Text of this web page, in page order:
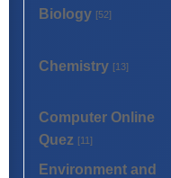
Biology [52]
Chemistry [13]
Computer Online
Quez [11]
Environment and